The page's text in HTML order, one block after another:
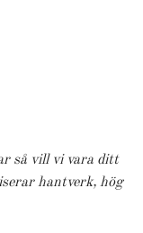
så vill vi vara ditt
hantverk, hög